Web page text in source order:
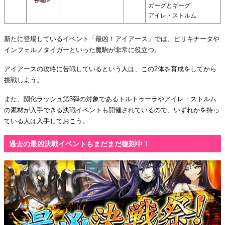
ガーグとギーグ
アイレ・ストルム
新たに登場しているイベント「最凶！アイアース」では、ピリキナータや
インフェルノタイガーといった魔駒が非常に役立つ。
アイアースの攻略に苦戦しているという人は、この2体を育成をしてから
挑戦しよう。
また、闘化ラッシュ第3弾の対象であるトルトゥーラやアイレ・ストルム
の素材が入手できる決戦イベントも開催されているので、いずれかを持っ
ている人は入手しておこう。
過去の最凶決戦イベントもまだまだ復刻中！